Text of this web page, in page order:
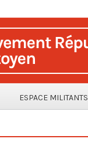
ESPACE MILITANTS